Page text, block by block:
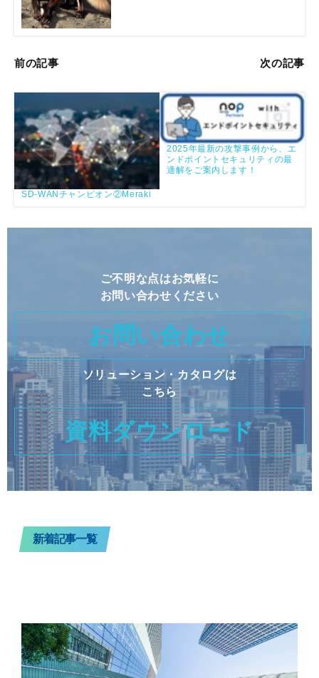
前の記事
SD-WANチャンピオン②Meraki
次の記事
2025年最新の攻撃事例から、エ
ンドポイントセキュリティの最
適解をご案内します！
ご不明な点はお気軽に
お問い合わせください
お問い合わせ
ソリューション・カタログは
こちら
資料ダウンロード
新着記事一覧